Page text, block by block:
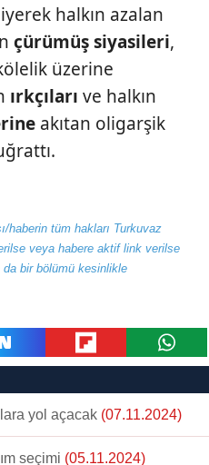
halkın azalan
çürümüşsiyasileri,
üzerine
ırkçıları ve halkın
akıtan oligarşik
haberin tüm hakları Turkuvaz
veya habere aktif link verilse
da bir bölümü kesinlikle
yol açacak (07.11.2024)
seçimi (05.11.2024)